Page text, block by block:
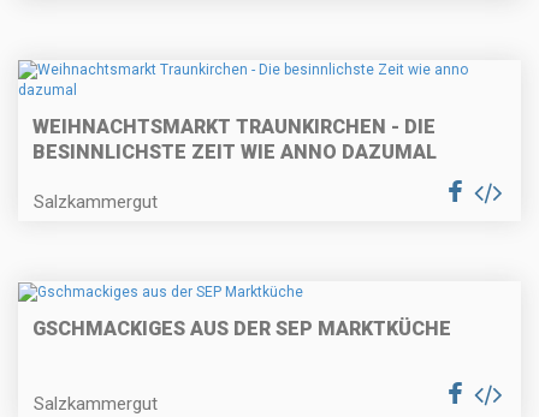
WEIHNACHTSMARKT TRAUNKIRCHEN - DIE
BESINNLICHSTE ZEIT WIE ANNO DAZUMAL
Salzkammergut
GSCHMACKIGES AUS DER SEP MARKTKÜCHE
Salzkammergut